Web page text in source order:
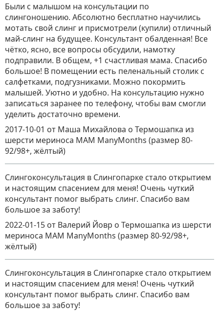
Были с малышом на консультации по
слингоношению. Абсолютно бесплатно научились
мотать свой слинг и присмотрели (купили) отличный
май-слинг на будущее. Консультант обалденная! Все
чётко, ясно, все вопросы обсудили, намотку
подправили. В общем, +1 счастливая мама. Спасибо
большое! В помещении есть пеленальный столик с
салфетками, подгузниками. Можно покормить
малышей. Уютно и удобно. На консультацию нужно
записаться заранее по телефону, чтобы вам смогли
уделить достаточно времени.
2017-10-01 от Маша Михайлова о Термошапка из
шерсти мериноса MAM ManyMonths (размер 80-
92/98+, жёлтый)
Слингоконсультация в Слингопарке стало открытием
и настоящим спасением для меня! Очень чуткий
консультант помог выбрать слинг. Спасибо вам
большое за заботу!
2022-01-15 от Валерий Йовр о Термошапка из шерсти
мериноса MAM ManyMonths (размер 80-92/98+,
жёлтый)
Слингоконсультация в Слингопарке стало открытием
и настоящим спасением для меня! Очень чуткий
консультант помог выбрать слинг. Спасибо вам
большое за заботу!